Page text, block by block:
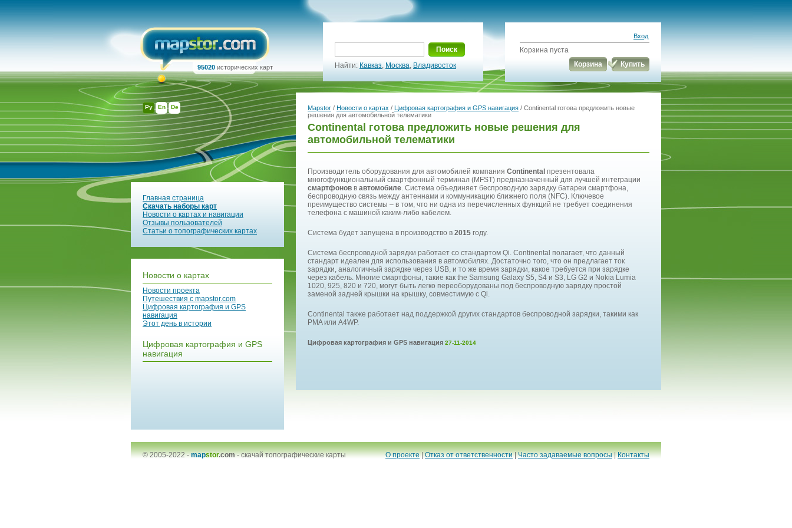
Ру En De
95020 исторических карт
Поиск
Найти: Кавказ, Москва, Владивосток
Вход
Корзина пуста
Корзина
Купить
Главная страница
Скачать наборы карт
Новости о картах и навигации
Отзывы пользователей
Статьи о топографических картах
Новости о картах
Новости проекта
Путешествия с mapstor.com
Цифровая картография и GPS
навигация
Этот день в истории
Цифровая картография и GPS
навигация
Mapstor / Новости о картах / Цифровая картография и GPS навигация / Continental готова предложить новые
решения для автомобильной телематики
Continental готова предложить новые решения для
автомобильной телематики
Производитель оборудования для автомобилей компания Continental презентовала
многофункциональный смартфонный терминал (MFST) предназначенный для лучшей интеграции
смартфонов в автомобиле. Система объединяет беспроводную зарядку батареи смартфона,
беспроводную связь между антеннами и коммуникацию ближнего поля (NFC). Ключевое
преимущество системы – в том, что ни одна из перечисленных функций не требует соединения
телефона с машиной каким-либо кабелем.
Система будет запущена в производство в 2015 году.
Система беспроводной зарядки работает со стандартом Qi. Continental полагает, что данный
стандарт идеален для использования в автомобилях. Достаточно того, что он предлагает ток
зарядки, аналогичный зарядке через USB, и то же время зарядки, какое требуется при зарядке
через кабель. Многие смартфоны, такие как the Samsung Galaxy S5, S4 и S3, LG G2 и Nokia Lumia
1020, 925, 820 и 720, могут быть легко переоборудованы под беспроводную зарядку простой
заменой задней крышки на крышку, совместимую с Qi.
Continental также работает над поддержкой других стандартов беспроводной зарядки, такими как
PMA или A4WP.
Цифровая картография и GPS навигация 27-11-2014
© 2005-2022 -mapstor.com-скачай топографические карты О проекте|Отказ от ответственности|Часто задаваемые вопросы|Контакты